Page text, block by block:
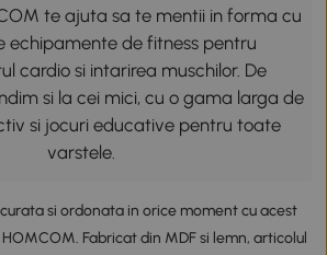
te ajuta sa te mentii in forma cu
echipamente de fitness pentru
cardio si intarirea muschilor. De
si la cei mici, cu o gama larga de
si jocuri educative pentru toate
varstele.
si ordonata in orice moment cu acest
Fabricat din MDF si lemn, articolul